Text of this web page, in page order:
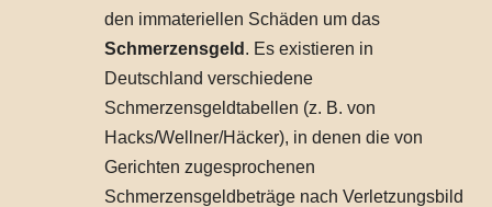
den immateriellen Schäden um das
Schmerzensgeld . Es existieren in
Deutschland verschiedene
Schmerzensgeldtabellen (z. B. von
Hacks/Wellner/Häcker), in denen die von
Gerichten zugesprochenen
Schmerzensgeldbeträge nach Verletzungsbild